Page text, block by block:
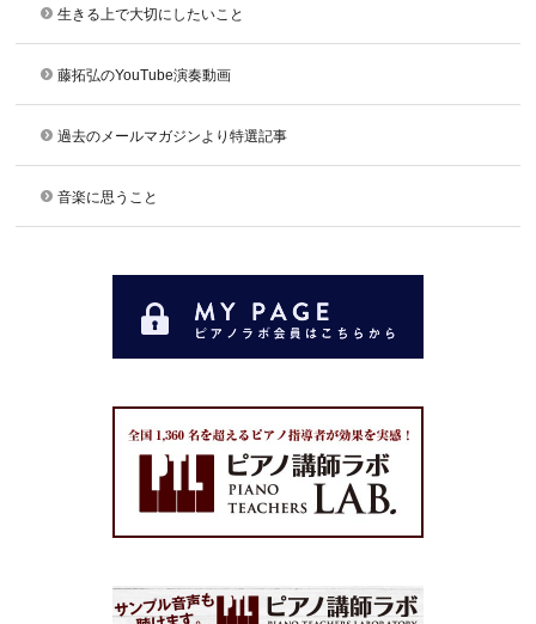
生きる上で大切にしたいこと
藤拓弘のYouTube演奏動画
過去のメールマガジンより特選記事
音楽に思うこと